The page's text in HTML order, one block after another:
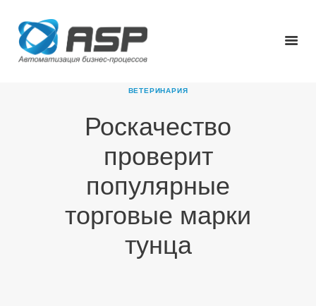
ВЕТЕРИНАРИЯ
Роскачество
проверит
популярные
торговые марки
тунца
ГЛАВНАЯ
О КОМПАНИИ
НОВОСТИ
КАРЬЕРА
ПАРТНЕРЫ
КОНТАКТЫ